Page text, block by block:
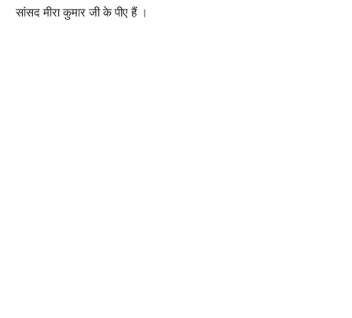
सांसद मीरा कुमार जी के पीए हैं ।